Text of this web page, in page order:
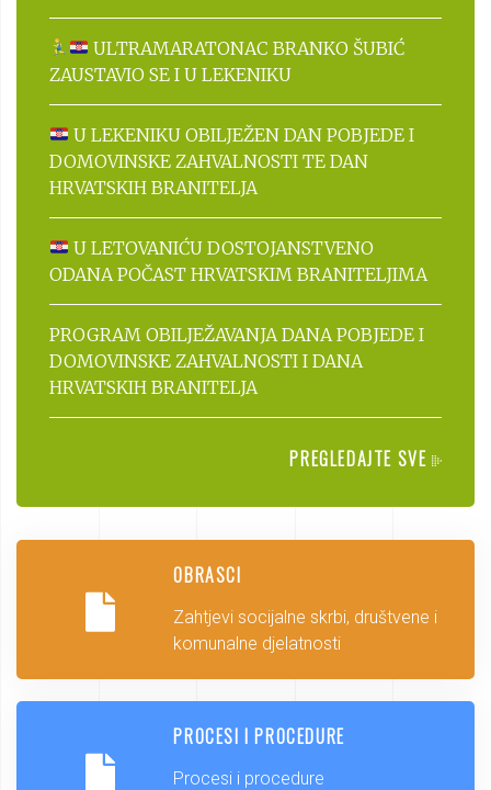
ULTRAMARATONAC BRANKO ŠUBIĆ
ZAUSTAVIO SE I U LEKENIKU
U LEKENIKU OBILJEŽEN DAN POBJEDE I
DOMOVINSKE ZAHVALNOSTI TE DAN
HRVATSKIH BRANITELJA
U LETOVANIĆU DOSTOJANSTVENO
ODANA POČAST HRVATSKIM BRANITELJIMA
PROGRAM OBILJEŽAVANJA DANA POBJEDE I
DOMOVINSKE ZAHVALNOSTI I DANA
HRVATSKIH BRANITELJA
PREGLEDAJTE SVE
OBRASCI
Zahtjevi socijalne skrbi, društvene i
komunalne djelatnosti
PROCESI I PROCEDURE
Procesi i procedure